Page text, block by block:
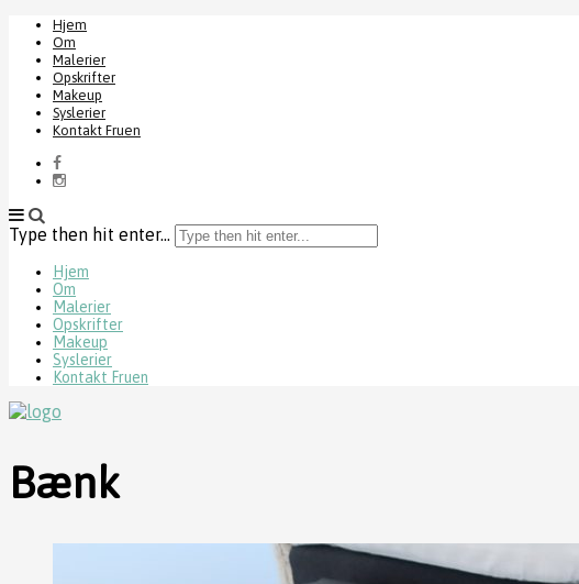
Hjem
Om
Malerier
Opskrifter
Makeup
Syslerier
Kontakt Fruen
Type then hit enter...
Hjem
Om
Malerier
Opskrifter
Makeup
Syslerier
Kontakt Fruen
Bænk